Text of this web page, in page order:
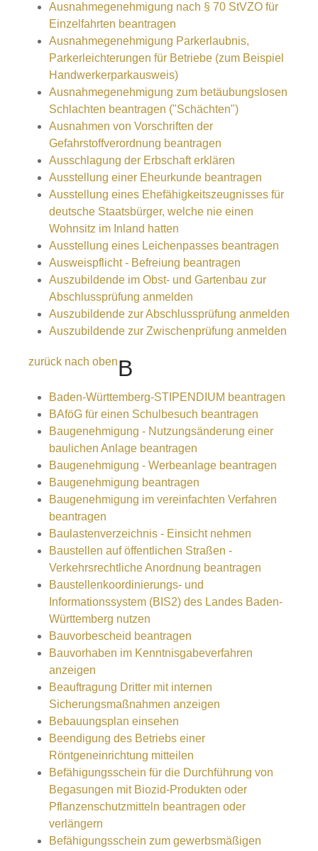
Ausnahmegenehmigung nach § 70 StVZO für
Einzelfahrten beantragen
Ausnahmegenehmigung Parkerlaubnis,
Parkerleichterungen für Betriebe (zum Beispiel
Handwerkerparkausweis)
Ausnahmegenehmigung zum betäubungslosen
Schlachten beantragen ("Schächten")
Ausnahmen von Vorschriften der
Gefahrstoffverordnung beantragen
Ausschlagung der Erbschaft erklären
Ausstellung einer Eheurkunde beantragen
Ausstellung eines Ehefähigkeitszeugnisses für
deutsche Staatsbürger, welche nie einen
Wohnsitz im Inland hatten
Ausstellung eines Leichenpasses beantragen
Ausweispflicht - Befreiung beantragen
Auszubildende im Obst- und Gartenbau zur
Abschlussprüfung anmelden
Auszubildende zur Abschlussprüfung anmelden
Auszubildende zur Zwischenprüfung anmelden
zurück nach obenB
Baden-Württemberg-STIPENDIUM beantragen
BAföG für einen Schulbesuch beantragen
Baugenehmigung - Nutzungsänderung einer
baulichen Anlage beantragen
Baugenehmigung - Werbeanlage beantragen
Baugenehmigung beantragen
Baugenehmigung im vereinfachten Verfahren
beantragen
Baulastenverzeichnis - Einsicht nehmen
Baustellen auf öffentlichen Straßen -
Verkehrsrechtliche Anordnung beantragen
Baustellenkoordinierungs- und
Informationssystem (BIS2) des Landes Baden-
Württemberg nutzen
Bauvorbescheid beantragen
Bauvorhaben im Kenntnisgabeverfahren
anzeigen
Beauftragung Dritter mit internen
Sicherungsmaßnahmen anzeigen
Bebauungsplan einsehen
Beendigung des Betriebs einer
Röntgeneinrichtung mitteilen
Befähigungsschein für die Durchführung von
Begasungen mit Biozid-Produkten oder
Pflanzenschutzmitteln beantragen oder
verlängern
Befähigungsschein zum gewerbsmäßigen